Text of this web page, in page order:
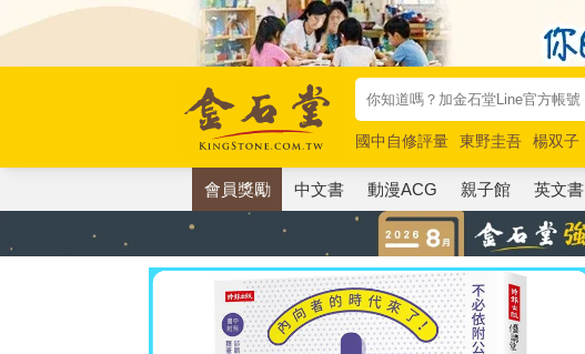
國中自修評量 東野圭吾 楊双子
唯紅花綻放
奧德賽 路邊攤新作
會員獎勵 中文書 動漫ACG 親子館 英文書